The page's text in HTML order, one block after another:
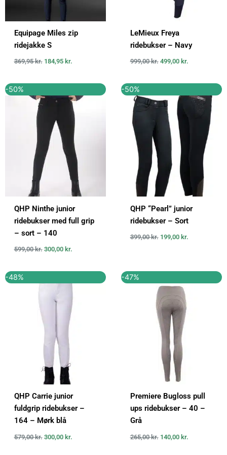
Equipage Miles zip
ridejakke S
369,95kr. 184,95 kr.
LeMieux Freya
ridebukser – Navy
999,00kr. 499,00 kr.
-50%
QHP Ninthe junior
ridebukser med full grip
– sort – 140
599,00kr.
oprindelige
599,00 kr..
300,00 kr.
aktuelle
pris
er:
-50%
QHP “Pearl” junior
ridebukser – Sort
399,00kr.
oprindelige
pris
var:
399,00 kr..
199,00 kr.
aktuelle
pris
199,00 kr..
-48%
QHP Carrie junior
fuldgrip ridebukser –
164 – Mørk blå
579,00kr.
oprindelige
var:
579,00 kr..
300,00 kr.
aktuelle
pris
er:
300,00 kr..
-47%
Premiere Bugloss pull
ups ridebukser – 40 –
Grå
265,00kr.
oprindelige
var:
265,00 kr..
140,00 kr.
aktuelle